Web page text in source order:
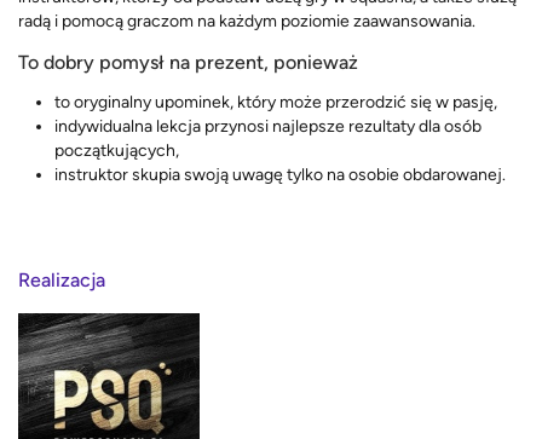
radą i pomocą graczom na każdym poziomie zaawansowania.
To dobry pomysł na prezent, ponieważ
to oryginalny upominek, który może przerodzić się w pasję,
indywidualna lekcja przynosi najlepsze rezultaty dla osób
początkujących,
instruktor skupia swoją uwagę tylko na osobie obdarowanej.
Realizacja